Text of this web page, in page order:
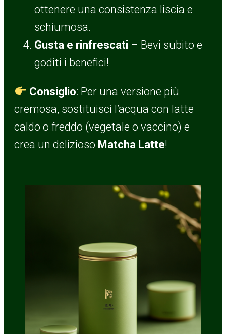
ottenere una consistenza liscia e
schiumosa.
Gusta e rinfrescati – Bevi subito e
goditi i benefici!
Consiglio: Per una versione più
cremosa, sostituisci l’acqua con latte
caldo o freddo (vegetale o vaccino) e
crea un delizioso Matcha Latte!